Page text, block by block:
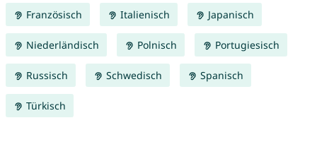
Französisch Italienisch Japanisch
Niederländisch Polnisch Portugiesisch
Russisch Schwedisch Spanisch
Türkisch